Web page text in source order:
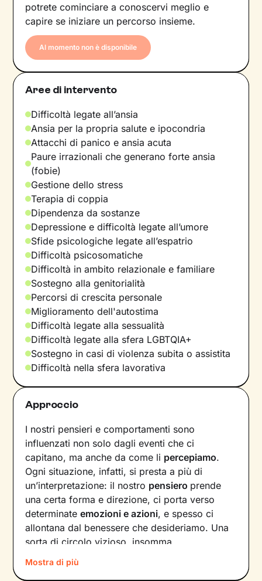
potrete cominciare a conoscervi meglio e
capire se iniziare un percorso insieme.
Al momento non è disponibile
Aree di intervento
Difficoltà legate all’ansia
Ansia per la propria salute e ipocondria
Attacchi di panico e ansia acuta
Paure irrazionali che generano forte ansia
(fobie)
Gestione dello stress
Terapia di coppia
Dipendenza da sostanze
Depressione e difficoltà legate all’umore
Sfide psicologiche legate all’espatrio
Difficoltà psicosomatiche
Difficoltà in ambito relazionale e familiare
Sostegno alla genitorialità
Percorsi di crescita personale
Miglioramento dell'autostima
Difficoltà legate alla sessualità
Difficoltà legate alla sfera LGBTQIA+
Sostegno in casi di violenza subita o assistita
Difficoltà nella sfera lavorativa
Approccio
I nostri pensieri e comportamenti sono
influenzati non solo dagli eventi che ci
capitano, ma anche da come li percepiamo.
Ogni situazione, infatti, si presta a più di
un’interpretazione: il nostro pensiero prende
una certa forma e direzione, ci porta verso
determinateemozioni e azioni, e spesso ci
allontana dal benessere che desideriamo. Una
sorta di circolo vizioso, insomma.
Si può interrompere questo circuito,
Mostra di più